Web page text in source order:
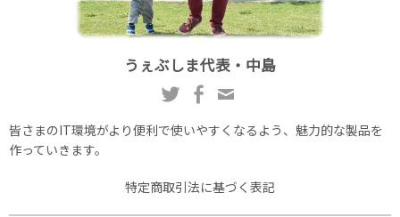
うぇぶしま代表・中島
皆さまのIT環境がより便利で使いやすくなるよう、魅力的な製品を
作っていきます。
特定商取引法に基づく表記